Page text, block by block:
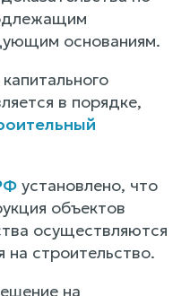
основаниям.
в порядке,
установлено, что
объектов
осуществляются
на строительство.
на